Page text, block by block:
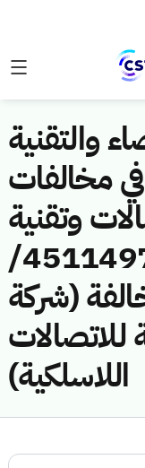
والتقنية
مخالفات
وتقنية
المعلومات رقم (45114978/
لمخالفة (شركة
للاتصالات
اللاسلكية)